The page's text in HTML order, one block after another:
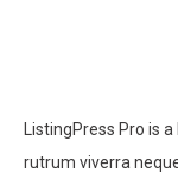
ListingPress Pro is
rutrum viverra